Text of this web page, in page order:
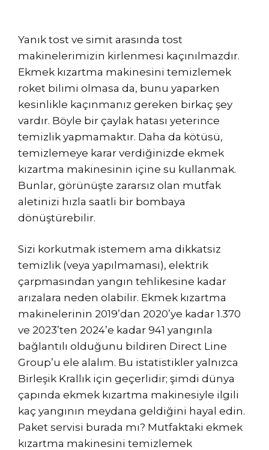
Yanık tost ve simit arasında tost
makinelerimizin kirlenmesi kaçınılmazdır.
Ekmek kızartma makinesini temizlemek
roket bilimi olmasa da, bunu yaparken
kesinlikle kaçınmanız gereken birkaç şey
vardır. Böyle bir çaylak hatası yeterince
temizlik yapmamaktır. Daha da kötüsü,
temizlemeye karar verdiğinizde ekmek
kızartma makinesinin içine su kullanmak.
Bunlar, görünüşte zararsız olan mutfak
aletinizi hızla saatli bir bombaya
dönüştürebilir.
Sizi korkutmak istemem ama dikkatsiz
temizlik (veya yapılmaması), elektrik
çarpmasından yangın tehlikesine kadar
arızalara neden olabilir. Ekmek kızartma
makinelerinin 2019’dan 2020’ye kadar 1.370
ve 2023’ten 2024’e kadar 941 yangınla
bağlantılı olduğunu bildiren Direct Line
Group’u ele alalım. Bu istatistikler yalnızca
Birleşik Krallık için geçerlidir; şimdi dünya
çapında ekmek kızartma makinesiyle ilgili
kaç yangının meydana geldiğini hayal edin.
Paket servisi burada mı? Mutfaktaki ekmek
kızartma makinesini temizlemek